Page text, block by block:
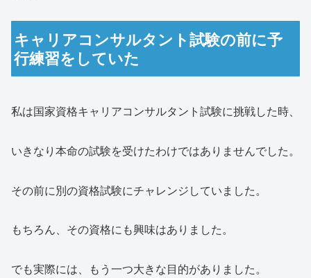
キャリアコンサルタント試験の前に予
行練習をしていた
私は国家資格キャリアコンサルタント試験に挑戦した時、
いきなり本命の試験を受けたわけではありませんでした。
その前に別の資格試験にチャレンジしていました。
もちろん、その資格にも興味はありました。
でも実際には、もう一つ大きな目的がありました。